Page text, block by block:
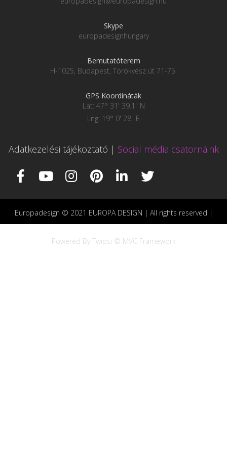
Skype
europadesignhungary
Bemutatóterem
H-1025, Budapest, Törökvész út 71-75.
GPS Koordináták
Lat: 47° 31' 39.1" N
Lng: 19° 0' 28" E
Adatkezelési tájékoztató | Social média csatornáink
Europadesign © 2021 EUROPA DESIGN | All rights reserved |
Powered By Twipsi © MVC Framework